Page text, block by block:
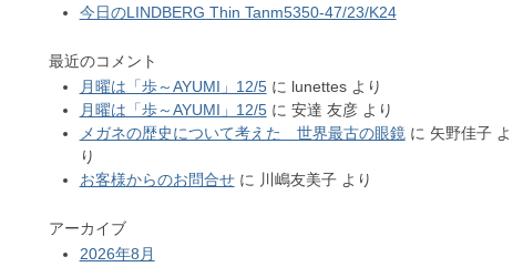
今日のLINDBERG Thin Tanm5350-47/23/K24
最近のコメント
月曜は「歩～AYUMI」12/5に lunettesより
月曜は「歩～AYUMI」12/5に 安達 友彦より
メガネの歴史について考えた 世界最古の眼鏡に 矢野佳子よ
り
お客様からのお問合せに 川嶋友美子より
アーカイブ
2026年8月